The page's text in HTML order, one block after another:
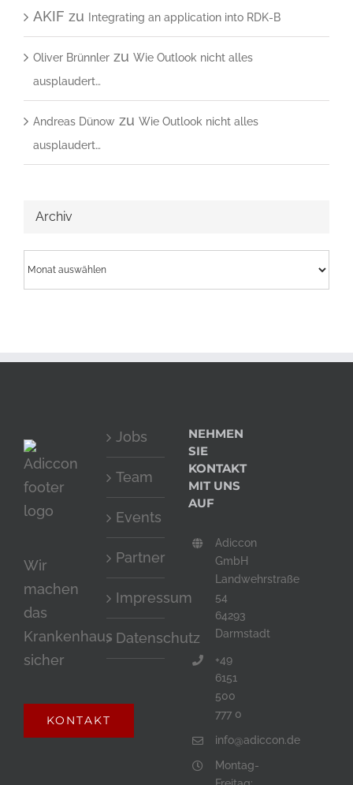
AKIF zu Integrating an application into RDK-B
Oliver Brünnler zu Wie Outlook nicht alles
ausplaudert…
Andreas Dünow zu Wie Outlook nicht alles
ausplaudert…
Archiv
Wir
machen
das
Krankenhaus
sicher
KONTAKT
Jobs
Team
Events
Partner
Impressum
Datenschutz
NEHMEN
SIE
KONTAKT
MIT UNS
AUF
Adiccon
GmbH
Landwehrstraße
54
64293
Darmstadt
+49
6151
500
777 0
info@adiccon.de
Montag-